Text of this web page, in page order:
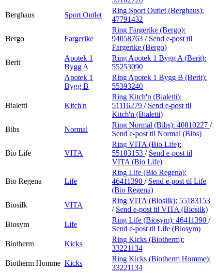
Berghaus
Sport Outlet
Ring Sport Outlet (Berghaus):
47791432
Bergo Fargerike
Ring Fargerike (Bergo):
94058763 / Send e-post til
Fargerike (Bergo)
Berit
Apotek 1
Bygg A
Ring Apotek 1 Bygg A (Berit):
55253090
Apotek 1
Bygg B
Ring Apotek 1 Bygg B (Berit):
55393240
Bialetti Kitch'n
Ring Kitch'n (Bialetti):
51116279 / Send e-post til
Kitch'n (Bialetti)
Bibs
Normal
Ring Normal (Bibs): 40810227 /
Send e-post til Normal (Bibs)
Bio Life VITA
Ring VITA (Bio Life):
55183153 / Send e-post til
VITA (Bio Life)
Bio Regena Life
Ring Life (Bio Regena):
46411390 / Send e-post til Life
(Bio Regena)
Biosilk
VITA
Ring VITA (Biosilk): 55183153
/ Send e-post til VITA (Biosilk)
Biosym
Life
Ring Life (Biosym): 46411390 /
Send e-post til Life (Biosym)
Biotherm
Kicks
Ring Kicks (Biotherm):
33221134
Biotherm Homme Kicks
Ring Kicks (Biotherm Homme):
33221134